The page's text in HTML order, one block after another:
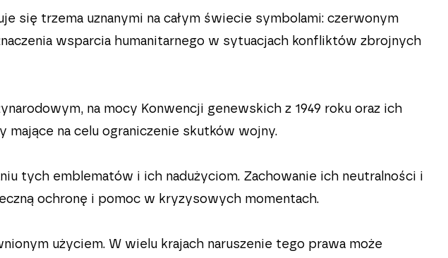
się trzema uznanymi na całym świecie symbolami: czerwonym
wsparcia humanitarnego w sytuacjach konfliktów zbrojnych
na mocy Konwencji genewskich z 1949 roku oraz ich
na celu ograniczenie skutków wojny.
tych emblematów i ich nadużyciom. Zachowanie ich neutralności i
ochronę i pomoc w kryzysowych momentach.
użyciem. W wielu krajach naruszenie tego prawa może